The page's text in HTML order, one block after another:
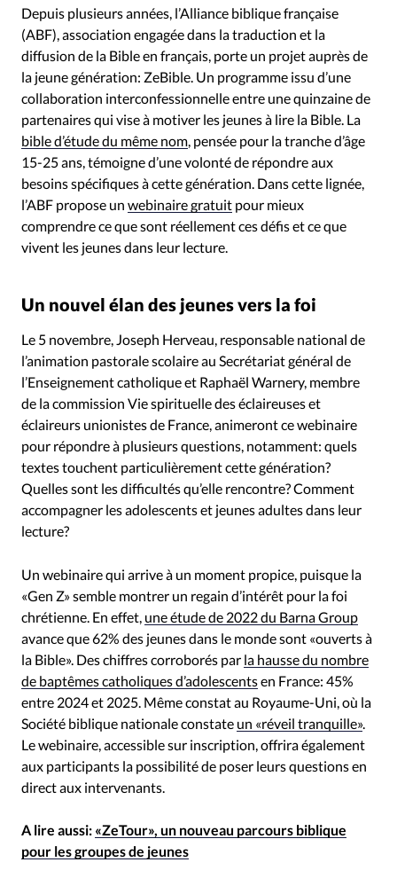
Toute l'actualité Bible Culture
Economie
Eglises
Histoire Laicité
Liberté religieuse
Mission
Monde People Politique
Religions
Société
Depuis plusieurs années, l’Alliance biblique française
(ABF), association engagée dans la traduction et la
diffusion de la Bible en français, porte un projet auprès de
la jeune génération: ZeBible. Un programme issu d’une
collaboration interconfessionnelle entre une quinzaine de
partenaires qui vise à motiver les jeunes à lire la Bible. La
bible d’étude du même nom , pensée pour la tranche d’âge
15-25 ans, témoigne d’une volonté de répondre aux
besoins spécifiques à cette génération. Dans cette lignée,
l’ABF propose un webinaire gratuit pour mieux
comprendre ce que sont réellement ces défis et ce que
vivent les jeunes dans leur lecture.
Un nouvel élan des jeunes vers la foi
Le 5 novembre, Joseph Herveau, responsable national de
l’animation pastorale scolaire au Secrétariat général de
l’Enseignement catholique et Raphaël Warnery, membre
de la commission Vie spirituelle des éclaireuses et
éclaireurs unionistes de France, animeront ce webinaire
pour répondre à plusieurs questions, notamment: quels
textes touchent particulièrement cette génération?
Quelles sont les difficultés qu’elle rencontre? Comment
accompagner les adolescents et jeunes adultes dans leur
lecture?
Un webinaire qui arrive à un moment propice, puisque la
«Gen Z» semble montrer un regain d’intérêt pour la foi
chrétienne. En effet, une étude de 2022 du Barna Group
avance que 62% des jeunes dans le monde sont «ouverts à
la Bible». Des chiffres corroborés par la hausse du nombre
de baptêmes catholiques d’adolescentsen France: 45%
entre 2024 et 2025. Même constat au Royaume-Uni, où la
Société biblique nationale constate un «réveil tranquille».
Le webinaire, accessible sur inscription, offrira également
aux participants la possibilité de poser leurs questions en
direct aux intervenants.
A lire aussi: «ZeTour», un nouveau parcours biblique
pour les groupes de jeunes